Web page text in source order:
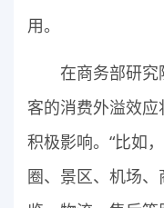
用。
在商务部研究
客的消费外溢效
积极影响。“比如
圈、景区、机场